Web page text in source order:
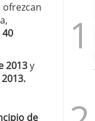
ofrezcan
40
2013y
de